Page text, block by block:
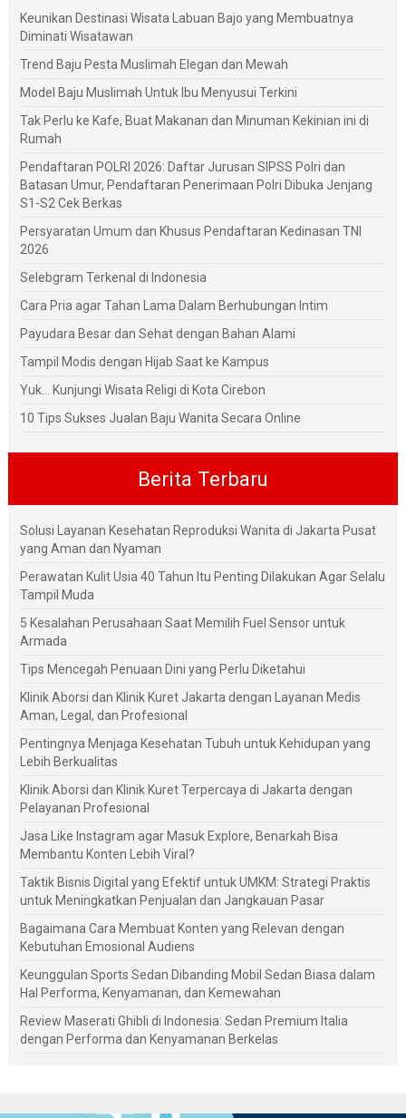
Keunikan Destinasi Wisata Labuan Bajo yang Membuatnya
Diminati Wisatawan
Trend Baju Pesta Muslimah Elegan dan Mewah
Model Baju Muslimah Untuk Ibu Menyusui Terkini
Tak Perlu ke Kafe, Buat Makanan dan Minuman Kekinian ini di
Rumah
Pendaftaran POLRI 2026: Daftar Jurusan SIPSS Polri dan
Batasan Umur, Pendaftaran Penerimaan Polri Dibuka Jenjang
S1-S2 Cek Berkas
Persyaratan Umum dan Khusus Pendaftaran Kedinasan TNI
2026
Selebgram Terkenal di Indonesia
Cara Pria agar Tahan Lama Dalam Berhubungan Intim
Payudara Besar dan Sehat dengan Bahan Alami
Tampil Modis dengan Hijab Saat ke Kampus
Yuk... Kunjungi Wisata Religi di Kota Cirebon
10 Tips Sukses Jualan Baju Wanita Secara Online
Berita Terbaru
Solusi Layanan Kesehatan Reproduksi Wanita di Jakarta Pusat
yang Aman dan Nyaman
Perawatan Kulit Usia 40 Tahun Itu Penting Dilakukan Agar Selalu
Tampil Muda
5 Kesalahan Perusahaan Saat Memilih Fuel Sensor untuk
Armada
Tips Mencegah Penuaan Dini yang Perlu Diketahui
Klinik Aborsi dan Klinik Kuret Jakarta dengan Layanan Medis
Aman, Legal, dan Profesional
Pentingnya Menjaga Kesehatan Tubuh untuk Kehidupan yang
Lebih Berkualitas
Klinik Aborsi dan Klinik Kuret Terpercaya di Jakarta dengan
Pelayanan Profesional
Jasa Like Instagram agar Masuk Explore, Benarkah Bisa
Membantu Konten Lebih Viral?
Taktik Bisnis Digital yang Efektif untuk UMKM: Strategi Praktis
untuk Meningkatkan Penjualan dan Jangkauan Pasar
Bagaimana Cara Membuat Konten yang Relevan dengan
Kebutuhan Emosional Audiens
Keunggulan Sports Sedan Dibanding Mobil Sedan Biasa dalam
Hal Performa, Kenyamanan, dan Kemewahan
Review Maserati Ghibli di Indonesia: Sedan Premium Italia
dengan Performa dan Kenyamanan Berkelas